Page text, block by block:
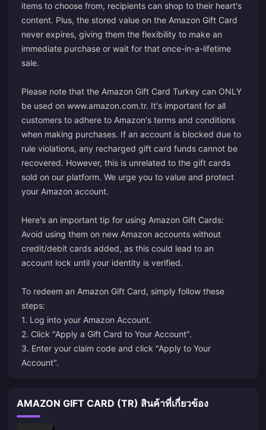
items to choose from, recipients can shop to their heart's
content. Plus, the stored value on the Amazon Gift Card
never expires, giving them the flexibility to make an
immediate purchase or wait for that once-in-a-lifetime
sale.
Please note that the Amazon Gift Card Turkey can ONLY
be used on www.amazon.com.tr. It's important for all
customers to adhere to Amazon's terms and conditions
when making purchases. If an account is blocked due to
rule violations, any recharged gift card funds cannot be
recovered. However, this is unrelated to the gift cards
sold on our platform. We urge you to value and protect
your Amazon account.
Here's an important tip for using Amazon Gift Cards:
Avoid using them on new Amazon accounts without
credit/debit cards added, as this could lead to an
account lock until your identity is verified.
To redeem an Amazon Gift Card, simply follow these
steps:
1. Log into your Amazon Account.
2. Click "Apply a Gift Card to Your Account".
3. Enter your claim code and click "Apply to Your
Account".
AMAZON GIFT CARD (TR) สินค้าที่เกี่ยวข้อง